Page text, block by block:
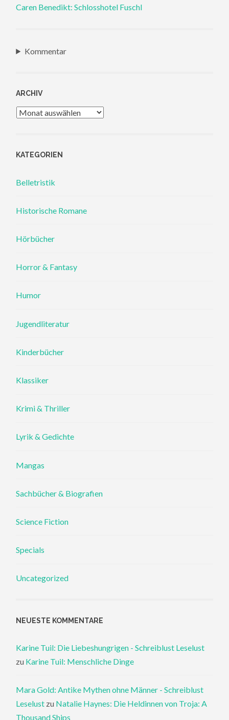
Caren Benedikt: Schlosshotel Fuschl
Kommentar
ARCHIV
Archiv
KATEGORIEN
Belletristik
Historische Romane
Hörbücher
Horror & Fantasy
Humor
Jugendliteratur
Kinderbücher
Klassiker
Krimi & Thriller
Lyrik & Gedichte
Mangas
Sachbücher & Biografien
Science Fiction
Specials
Uncategorized
NEUESTE KOMMENTARE
Karine Tuil: Die Liebeshungrigen - Schreiblust Leselust
zu Karine Tuil: Menschliche Dinge
Mara Gold: Antike Mythen ohne Männer - Schreiblust
Leselust zu Natalie Haynes: Die Heldinnen von Troja: A
Thousand Ships